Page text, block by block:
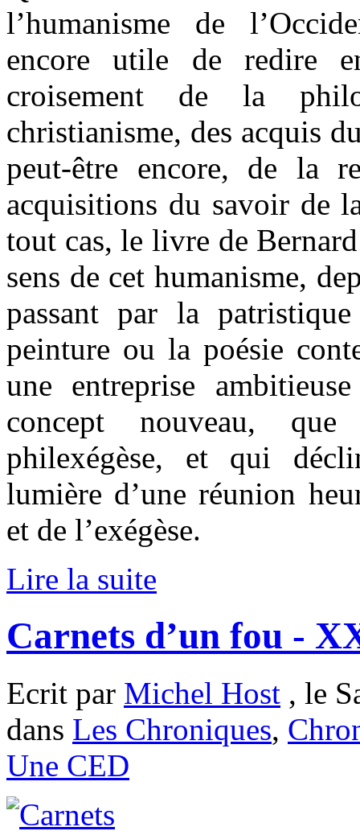
l’humanisme de
encore utile de redire
croisement de la
christianisme, des acquis
peut-être encore, de la
acquisitions du savoir de
tout cas, le livre de
sens de cet humanisme,
passant par la
peinture ou la poésie
une entreprise
concept nouveau,
philexégèse, et qui
lumière d’une réunion
et de l’exégèse.
Lire la suite
Carnets d’un fou -
Ecrit par Michel Host , le
dans Les Chroniques,
Une CED